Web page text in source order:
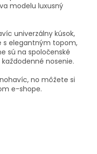
modelu luxusný
univerzálny kúsok,
s elegantným topom,
sú na spoločenské
nosenie.
no môžete si
e-shope.